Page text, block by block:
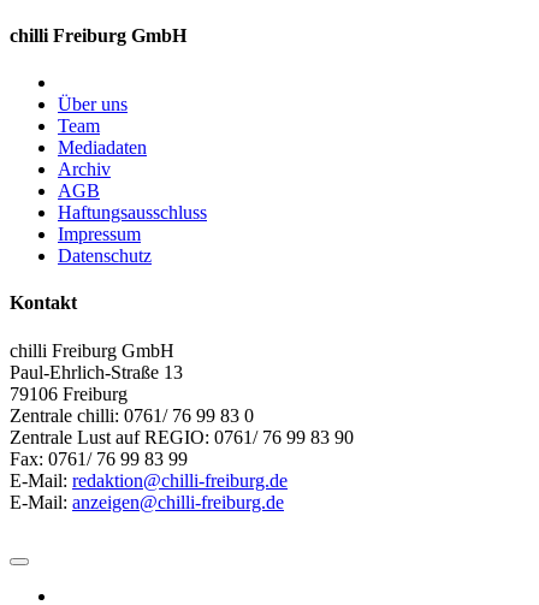
chilli Freiburg GmbH
Über uns
Team
Mediadaten
Archiv
AGB
Haftungsausschluss
Impressum
Datenschutz
Kontakt
chilli Freiburg GmbH
Paul-Ehrlich-Straße 13
79106 Freiburg
Zentrale chilli: 0761/ 76 99 83 0
Zentrale Lust auf REGIO: 0761/ 76 99 83 90
Fax: 0761/ 76 99 83 99
E-Mail: redaktion@chilli-freiburg.de
E-Mail: anzeigen@chilli-freiburg.de